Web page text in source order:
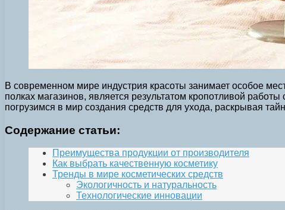
В современном мире индустрия красоты занимает особое
полках магазинов, является результатом кропотливой
погрузимся в мир создания средств для ухода, раскрывая
Содержание статьи:
Преимущества продукции от производителя
Как выбрать качественную косметику
Тренды в мире косметических средств
Экологичность и натуральность
Технологические инновации